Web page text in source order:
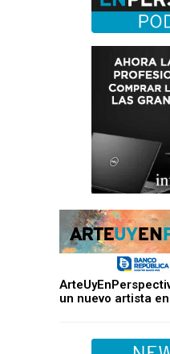
un nuevo artista